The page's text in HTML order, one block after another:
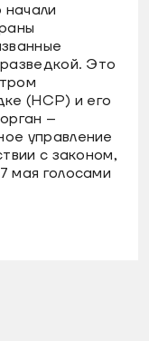
начали
Это
(НСР) и его
–
управление
с законом,
мая голосами